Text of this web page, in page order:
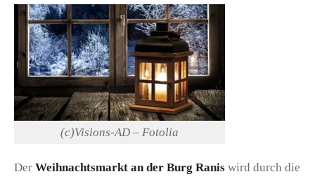
(c)Visions-AD – Fotolia
Der Weihnachtsmarkt an der Burg Ranis wird durch die